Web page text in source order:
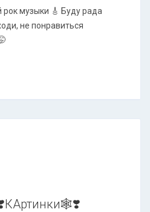
музыки 🎸 Буду рада
не понравиться